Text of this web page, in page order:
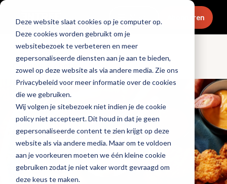
Deze website slaat cookies op je computer op.
Deze cookies worden gebruikt om je
websitebezoek te verbeteren en meer
gepersonaliseerde diensten aan je aan te bieden,
zowel op deze website als via andere media. Zie ons
Privacybeleid voor meer informatie over de cookies
die we gebruiken.
Wij volgen je sitebezoek niet indien je de cookie
policy niet accepteert. Dit houd in dat je geen
gepersonaliseerde content te zien krijgt op deze
website als via andere media. Maar om te voldoen
aan je voorkeuren moeten we één kleine cookie
gebruiken zodat je niet vaker wordt gevraagd om
deze keus te maken.
Menu Abonneren
Culinair & chefs